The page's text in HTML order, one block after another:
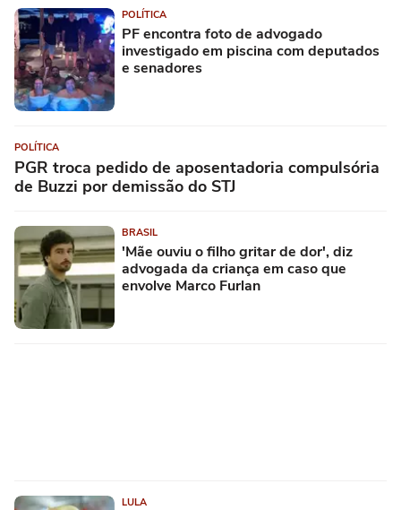
POLÍTICA
PF encontra foto de advogado
investigado em piscina com deputados
e senadores
POLÍTICA
PGR troca pedido de aposentadoria compulsória
de Buzzi por demissão do STJ
BRASIL
'Mãe ouviu o filho gritar de dor', diz
advogada da criança em caso que
envolve Marco Furlan
LULA